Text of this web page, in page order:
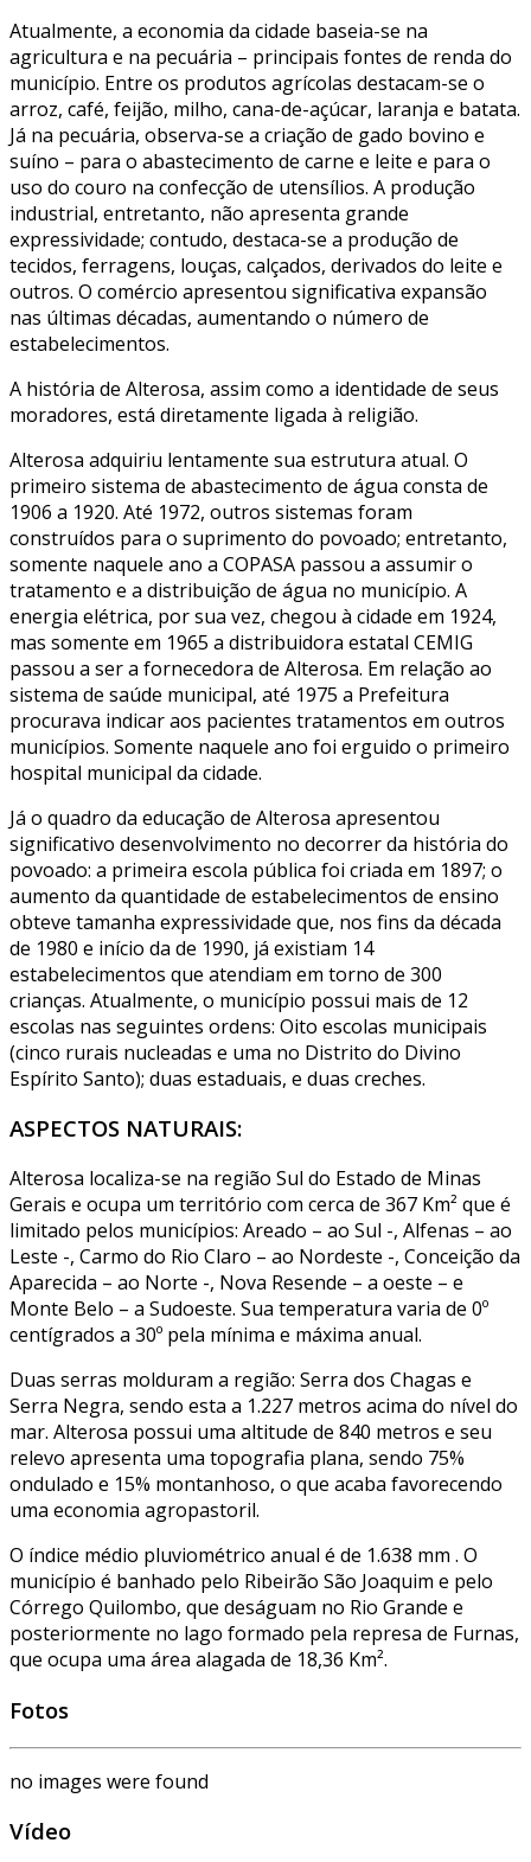
Atualmente, a economia da cidade baseia-se na
agricultura e na pecuária – principais fontes de renda do
município. Entre os produtos agrícolas destacam-se o
arroz, café, feijão, milho, cana-de-açúcar, laranja e batata.
Já na pecuária, observa-se a criação de gado bovino e
suíno – para o abastecimento de carne e leite e para o
uso do couro na confecção de utensílios. A produção
industrial, entretanto, não apresenta grande
expressividade; contudo, destaca-se a produção de
tecidos, ferragens, louças, calçados, derivados do leite e
outros. O comércio apresentou significativa expansão
nas últimas décadas, aumentando o número de
estabelecimentos.
A história de Alterosa, assim como a identidade de seus
moradores, está diretamente ligada à religião.
Alterosa adquiriu lentamente sua estrutura atual. O
primeiro sistema de abastecimento de água consta de
1906 a 1920. Até 1972, outros sistemas foram
construídos para o suprimento do povoado; entretanto,
somente naquele ano a COPASA passou a assumir o
tratamento e a distribuição de água no município. A
energia elétrica, por sua vez, chegou à cidade em 1924,
mas somente em 1965 a distribuidora estatal CEMIG
passou a ser a fornecedora de Alterosa. Em relação ao
sistema de saúde municipal, até 1975 a Prefeitura
procurava indicar aos pacientes tratamentos em outros
municípios. Somente naquele ano foi erguido o primeiro
hospital municipal da cidade.
Já o quadro da educação de Alterosa apresentou
significativo desenvolvimento no decorrer da história do
povoado: a primeira escola pública foi criada em 1897; o
aumento da quantidade de estabelecimentos de ensino
obteve tamanha expressividade que, nos fins da década
de 1980 e início da de 1990, já existiam 14
estabelecimentos que atendiam em torno de 300
crianças. Atualmente, o município possui mais de 12
escolas nas seguintes ordens: Oito escolas municipais
(cinco rurais nucleadas e uma no Distrito do Divino
Espírito Santo); duas estaduais, e duas creches.
ASPECTOS NATURAIS:
Alterosa localiza-se na região Sul do Estado de Minas
Gerais e ocupa um território com cerca de 367 Km² que é
limitado pelos municípios: Areado – ao Sul -, Alfenas – ao
Leste -, Carmo do Rio Claro – ao Nordeste -, Conceição da
Aparecida – ao Norte -, Nova Resende – a oeste – e
Monte Belo – a Sudoeste. Sua temperatura varia de 0º
centígrados a 30º pela mínima e máxima anual.
Duas serras molduram a região: Serra dos Chagas e
Serra Negra, sendo esta a 1.227 metros acima do nível do
mar. Alterosa possui uma altitude de 840 metros e seu
relevo apresenta uma topografia plana, sendo 75%
ondulado e 15% montanhoso, o que acaba favorecendo
uma economia agropastoril.
O índice médio pluviométrico anual é de 1.638 mm . O
município é banhado pelo Ribeirão São Joaquim e pelo
Córrego Quilombo, que deságuam no Rio Grande e
posteriormente no lago formado pela represa de Furnas,
que ocupa uma área alagada de 18,36 Km².
Fotos
no images were found
Vídeo